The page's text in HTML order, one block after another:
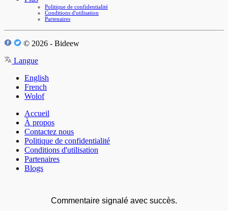
Politique de confidentialité
Conditions d'utilisation
Partenaires
© 2026 - Bideew
Langue
English
French
Wolof
Accueil
À propos
Contactez nous
Politique de confidentialité
Conditions d'utilisation
Partenaires
Blogs
Commentaire signalé avec succès.